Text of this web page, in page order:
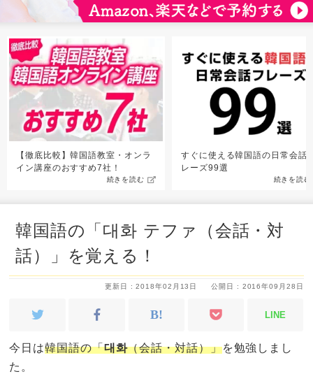
【徹底比較】韓国語教室・オンラ
イン講座のおすすめ7社！
続きを読む
すぐに使える韓国語の日常会話
レーズ99選
続きを読む
韓国語の「대화 テファ（会話・対
話）」を覚える！
公開日 : 2016年09月28日
更新日 : 2018年02月13日
LINE
今日は韓国語の「대화（会話・対話）」を勉強しまし
た。